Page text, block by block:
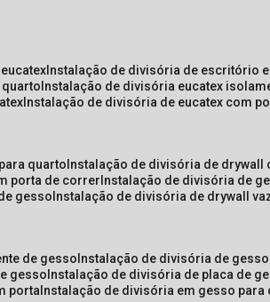
instalação de divisória de escritório
quarto instalação de divisória eucatex
instalação de divisória de eucatex com
quarto instalação de divisória de drywall
porta de correr instalação de divisória de
gesso instalação de divisória de drywall
de gesso instalação de divisória de
gesso instalação de divisória de placa de
porta instalação de divisória em gesso para